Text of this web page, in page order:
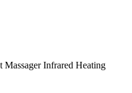
Infrared Heating